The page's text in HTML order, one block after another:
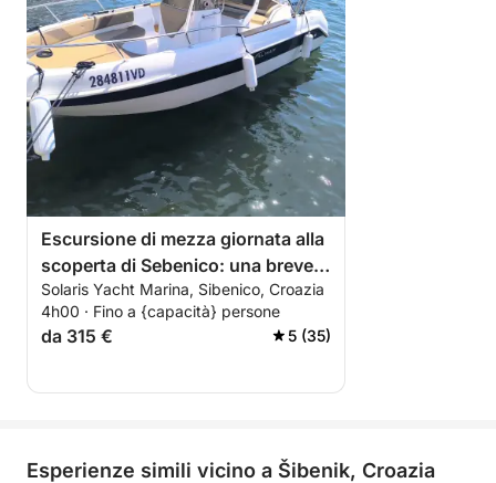
Escursione di mezza giornata alla
scoperta di Sebenico: una breve
fuga in motoscafo.
Solaris Yacht Marina, Sibenico, Croazia
4h00 · Fino a {capacità} persone
da 315 € 5 (35)
Esperienze simili vicino a Šibenik, Croazia